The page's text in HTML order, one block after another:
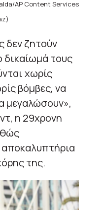
AP Content Services
δεν ζητούν
δικαίωμά τους
χωρίς
βόμβες, να
μεγαλώσουν»,
η 29χρονη
της.